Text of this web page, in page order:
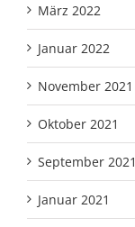
März 2022
Januar 2022
November 2021
Oktober 2021
September 2021
Januar 2021